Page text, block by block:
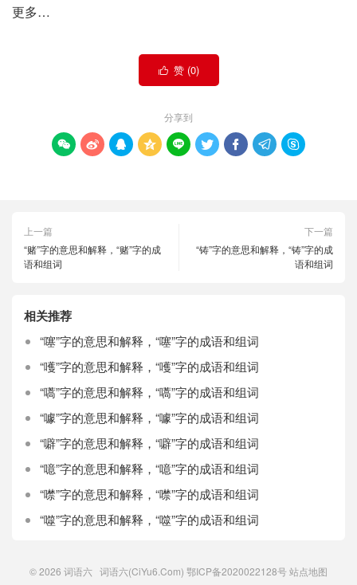
更多…
 赞 (0)
分享到
        
上一篇
“赌”字的意思和解释，“赌”字的成
语和组词
下一篇
“铸”字的意思和解释，“铸”字的成
语和组词
相关推荐
“噻”字的意思和解释，“噻”字的成语和组词
“嚄”字的意思和解释，“嚄”字的成语和组词
“嚆”字的意思和解释，“嚆”字的成语和组词
“噱”字的意思和解释，“噱”字的成语和组词
“噼”字的意思和解释，“噼”字的成语和组词
“噫”字的意思和解释，“噫”字的成语和组词
“噤”字的意思和解释，“噤”字的成语和组词
“噬”字的意思和解释，“噬”字的成语和组词
© 2026 词语六 词语六(CiYu6.Com) 鄂ICP备2020022128号站点地图